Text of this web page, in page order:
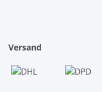
Versand